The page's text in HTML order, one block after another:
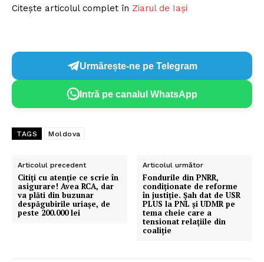
Citește articolul complet în Ziarul de Iași
Urmărește-ne pe Telegram
Intră pe canalul WhatsApp
TAGS Moldova
Articolul precedent
Citiţi cu atenţie ce scrie în
asigurare! Avea RCA, dar
va plăti din buzunar
despăgubirile uriaşe, de
peste 200.000 lei
Articolul următor
Fondurile din PNRR,
condiționate de reforme
în justiție. Șah dat de USR
PLUS la PNL și UDMR pe
tema cheie care a
tensionat relațiile din
coaliție